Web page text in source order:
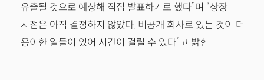
유출될 것으로 예상해 직접 발표하기로 했다”며 “상장
시점은 아직 결정하지 않았다. 비공개 회사로 있는 것이 더
용이한 일들이 있어 시간이 걸릴 수 있다”고 밝힘